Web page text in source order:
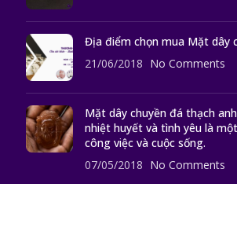
Địa điểm chọn mua Mặt dây
21/06/2018 No Comments
Mặt dây chuyền đá thạch
nhiệt huyết và tình yêu là
công việc và cuộc sống.
07/05/2018 No Comments